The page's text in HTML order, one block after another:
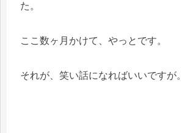
た。
ここ数ヶ月かけて、やっとです。
それが、笑い話になればいいですが。